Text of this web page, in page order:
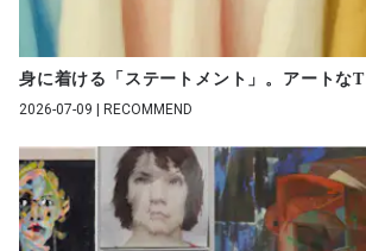
身に着ける「ステートメント」。アートな
2026-07-09 | RECOMMEND